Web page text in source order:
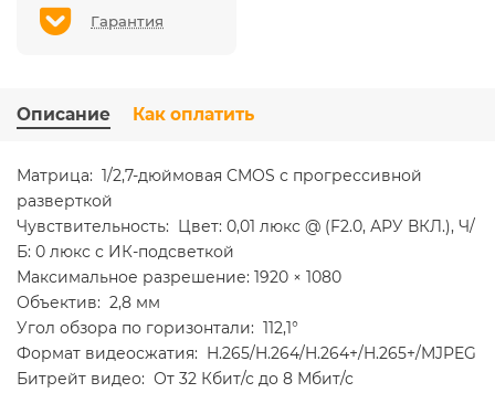
Гарантия
Описание Как оплатить
Матрица: 1/2,7-дюймовая CMOS с прогрессивной
разверткой
Чувствительность: Цвет: 0,01 люкс @ (F2.0, АРУ ВКЛ.), Ч/
Б: 0 люкс с ИК-подсветкой
Максимальное разрешение: 1920 × 1080
Объектив: 2,8 мм
Угол обзора по горизонтали: 112,1°
Формат видеосжатия: H.265/H.264/H.264+/H.265+/MJPEG
Битрейт видео: От 32 Кбит/с до 8 Мбит/с